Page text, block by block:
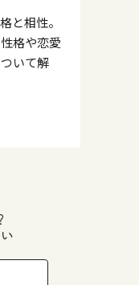
と相性。
格や恋愛
いて解